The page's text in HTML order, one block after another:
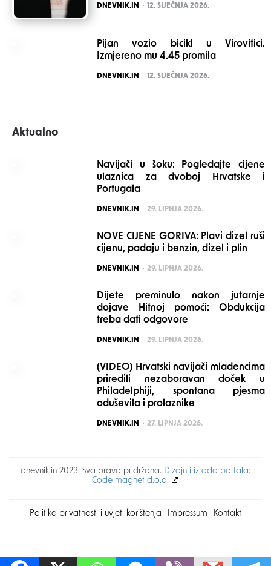
POSTED
DNEVNIK.IN 12. SIJEČNJA 2026.
Pijan vozio bicikl u Virovitici.
Izmjereno mu 4.45 promila
POSTED
DNEVNIK.IN 12. SIJEČNJA 2026.
Aktualno
Navijači u šoku: Pogledajte cijene
ulaznica za dvoboj Hrvatske i
Portugala
POSTED
DNEVNIK.IN 29. LIPNJA 2026.
NOVE CIJENE GORIVA: Plavi dizel ruši
cijenu, padaju i benzin, dizel i plin
POSTED
DNEVNIK.IN 29. LIPNJA 2026.
Dijete preminulo nakon jutarnje
dojave Hitnoj pomoći: Obdukcija
treba dati odgovore
POSTED
DNEVNIK.IN 29. LIPNJA 2026.
(VIDEO) Hrvatski navijači mladencima
priredili nezaboravan doček u
Philadelphiji, spontana pjesma
oduševila i prolaznike
POSTED
DNEVNIK.IN 27. LIPNJA 2026.
dnevnik.in 2023. Sva prava pridržana. Dizajn i izrada portala:
Code magnet d.o.o.
Politika privatnosti i uvjeti korištenja Impressum Kontakt